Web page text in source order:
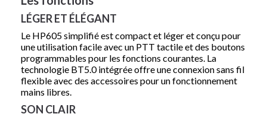
LÉGER ET ÉLÉGANT
Le HP605 simplifié est compact et léger et conçu pour
une utilisation facile avec un PTT tactile et des boutons
programmables pour les fonctions courantes. La
technologie BT5.0 intégrée offre une connexion sans fil
flexible avec des accessoires pour un fonctionnement
mains libres.
SON CLAIR